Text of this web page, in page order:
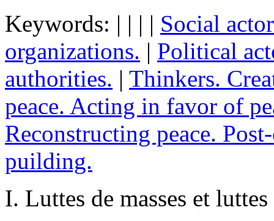
Keywords: | | | | Social
organizations. | Political
authorities. | Thinkers.
peace. Acting in favor of
Reconstructing peace.
puilding.
I. Luttes de masses et